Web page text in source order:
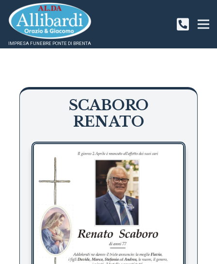
IMPRESA FUNEBRE PONTE DI BRENTA
SCABORO
RENATO